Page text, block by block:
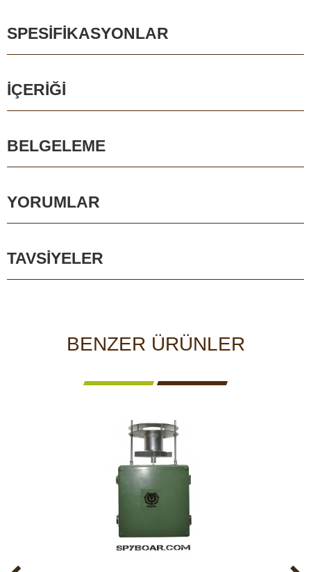
SPESIFIKASYONLAR
İÇERIĞI
BELGELEME
YORUMLAR
TAVSIYELER
BENZER ÜRÜNLER